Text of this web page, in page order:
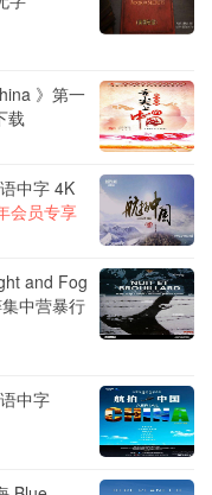
》第一
载
中字 4K
会员专享
and Fog
中营暴行
中字